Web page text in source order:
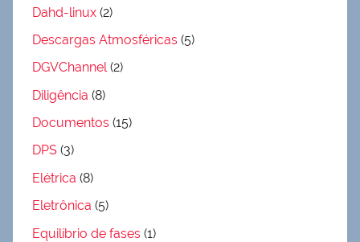
Dahd-linux (2)
Descargas Atmosféricas (5)
DGVChannel(2)
Diligência (8)
Documentos (15)
DPS (3)
Elétrica (8)
Eletrônica (5)
Equilíbrio de fases (1)